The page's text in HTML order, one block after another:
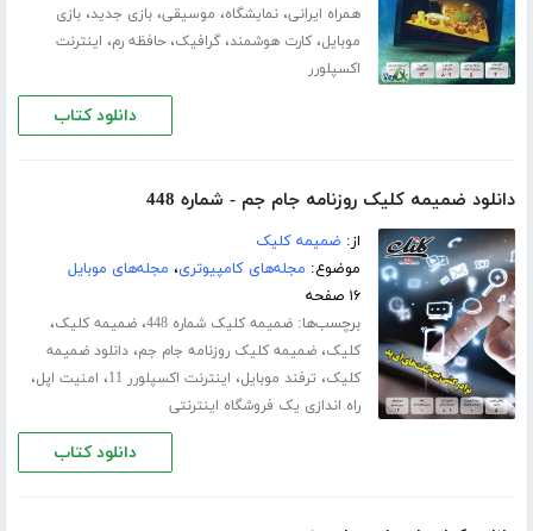
همراه ایرانی،نمایشگاه، موسیقی،بازی جدید،بازی
موبایل،کارت هوشمند،گرافیک،حافظه رم، اینترنت
اکسپلورر
دانلود کتاب
دانلود ضمیمه کلیک روزنامه جام جم - شماره 448
از: ضمیمه کلیک
موضوع: مجله‌های کامپیوتری، مجله‌های موبایل
۱۶ صفحه
برچسب‌ها:ضمیمه کلیک شماره 448 ،ضمیمه کلیک،
کلیک،ضمیمه کلیک روزنامه جام جم،دانلود ضمیمه
کلیک، ترفند موبایل، اینترنت اکسپلورر 11 ، امنیت اپل،
راه اندازی یک فروشگاه اینترنتی
دانلود کتاب